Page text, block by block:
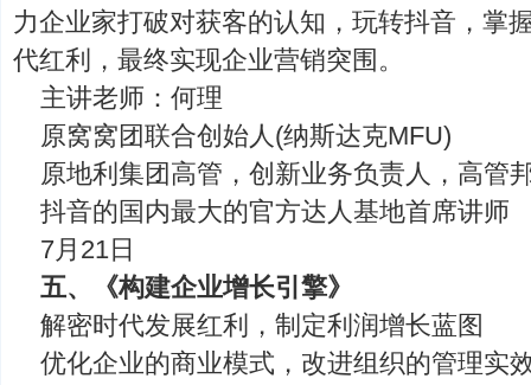
力企业家打破对获客的认知，玩转抖音，掌
代红利，最终实现企业营销突围。
主讲老师：何理
原窝窝团联合创始人(纳斯达克MFU)
原地利集团高管，创新业务负责人，高管
抖音的国内最大的官方达人基地首席讲师
7月21日
五、《构建企业增长引擎》
解密时代发展红利，制定利润增长蓝图
优化企业的商业模式，改进组织的管理实